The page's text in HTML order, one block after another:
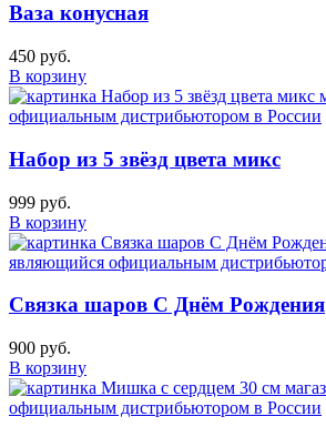
Ваза конусная
450 руб.
В корзину
Набор из 5 звёзд цвета микс
999 руб.
В корзину
Связка шаров С Днём Рождения
900 руб.
В корзину